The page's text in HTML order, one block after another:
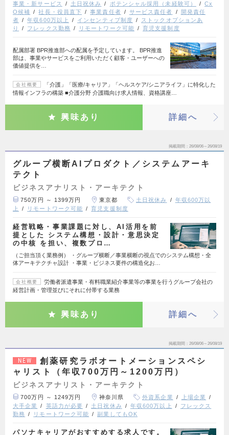
事業・新サービス
土日祝休み ポテンシャル採用（未経験可）
Cx
O候補
社長・役員直下 事業責任者 サービス責任者
開発責任
者
年収600万以上 インセンティブ制度
ストックオプションあ
り
フレックス勤務 リモートワーク可能 育児支援制度
配属部署 BPR推進部への配属を予定しています。 BPR推進
部は、事業やサービスをご利用いただく顧客・ユーザーへの
価値提供を…
会社概要
「介護」「医療/キャリア」「ヘルスケア/シニアライフ」に特化した
情報インフラの構築 ■介護分野 介護職向け求人情報、資格講座…
興味あり 詳細へ
掲載期間 26/08/06～26/08/19
グループ横断AIプロダクト／システムアーキ
テクト
ビジネスアナリスト・アーキテクト
750万円 ～ 1399万円 東京都 土日祝休み
年収600万以
上
リモートワーク可能 育児支援制度
経営戦略・事業課題に対し、AI活用を前
提とした システム構想・設計・意思決定
の中核 を担い、複数プロ…
（ご担当頂く業務例） ・グループ横断／事業横断の視点でのシステム構想・全
体アーキテクチャ設計 ・事業・ビジネス要件の構造化お…
会社概要
労働者派遣事業・有料職業紹介事業等の事業を行うグループ会社の
経営計画・管理並びにそれに付帯する業務
興味あり 詳細へ
掲載期間 26/08/06～26/08/19
NEW
創薬研究ラボオートメーションスペシ
ャリスト（年収700万円～1200万円）
ビジネスアナリスト・アーキテクト
700万円 ～ 1249万円 神奈川県 外資系企業
上場企業
大手企業
英語力が必要 土日祝休み 年収600万以上
フレックス
勤務
リモートワーク可能 副業してもOK
パソナキャリアがおすすめする求人です。